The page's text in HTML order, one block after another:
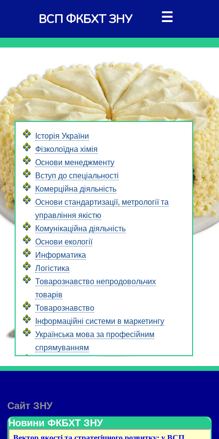
ВСП ФКБХТ ЗНУ ☰
Історія України
Фізколоїдна хімія
Основи менеджменту
Вступ до спеціальності
Комерційна діяльність
Основи стандартизації, метрології та
управління якістю
Комунікаційна діяльність
Основи екології
Информатика
Логістика
Товарознавство непродовольчих
товарів
Товарознавство
Інформаційні системи в маркетингу
Українська мова за професійним
спрямуванням
Громадянська освіта
Організація торговельних процесів
Сайт ЗНУ
Новини ФКБХТ ЗНУ